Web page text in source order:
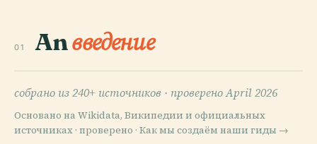
01 Anвведение
собрано из 240+ источников · проверено April 2026
Основано на Wikidata, Википедии и официальных
источниках · проверено · Как мы создаём наши гиды →